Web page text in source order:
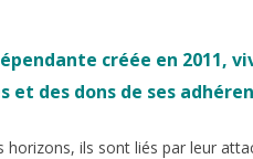
créée en 2011,
et des dons de ses
ils sont liés par leur